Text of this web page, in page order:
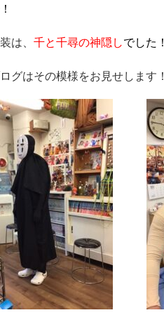
は、 千と千尋の神隠しでした！
グはその模様をお見せします！